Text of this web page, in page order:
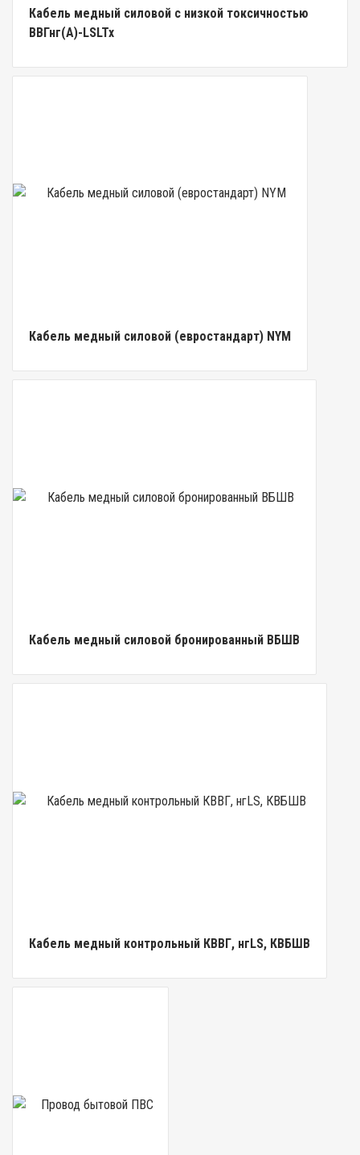
Кабель медный силовой с низкой токсичностью
ВВГнг(А)-LSLTx
Кабель медный силовой (евростандарт) NYM
Кабель медный силовой бронированный ВБШВ
Кабель медный контрольный КВВГ, нгLS, КВБШВ